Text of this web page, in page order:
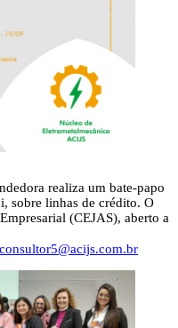
realiza um bate-papo
sobre linhas de crédito. O
(CEJAS), aberto a
consultor5@acijs.com.br